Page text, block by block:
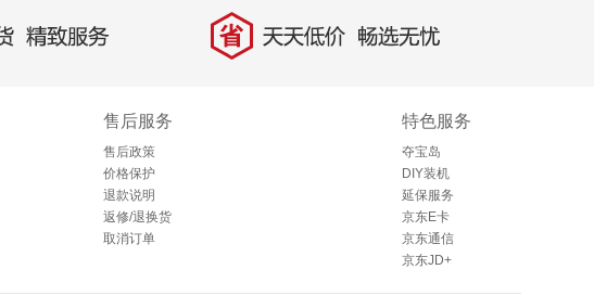
精致服务 省 天天低价，畅选无忧
售后服务
售后政策
价格保护
退款说明
返修/退换货
取消订单
特色服务
夺宝岛
DIY装机
延保服务
京东E卡
京东通信
京东JD+